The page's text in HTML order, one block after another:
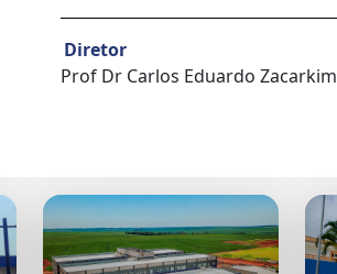
Diretor
Prof Dr Carlos Eduardo Zacarkim